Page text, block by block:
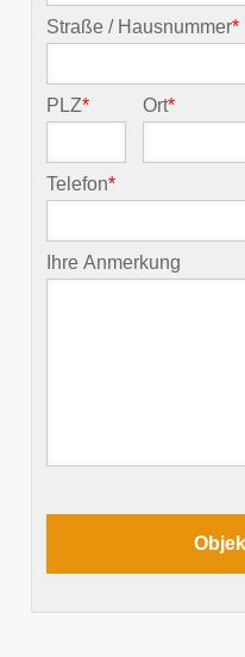
Straße / Hausnummer*
PLZ* Ort*
Telefon*
Ihre Anmerkung